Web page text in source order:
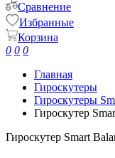
Сравнение
Избранные
Корзина
0 0 0
Главная
Гироскутеры
Гироскутеры
Гироскутер
Гироскутер Smart